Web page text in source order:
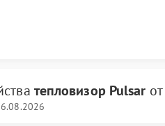
тепловизор Pulsar от